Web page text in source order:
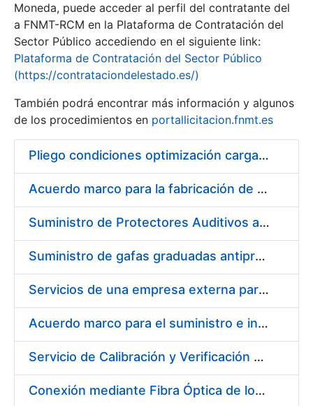
Show/Hide
Moneda, puede acceder al perfil del contratante del
a FNMT-RCM en la Plataforma de Contratación del
Sector Público accediendo en el siguiente link:
Plataforma de Contratación del Sector Público
(https://contrataciondelestado.es/)
También podrá encontrar más información y algunos
de los procedimientos en portallicitacion.fnmt.es
Pliego condiciones optimización cargas compras firmado
Acuerdo marco para la fabricación de piezas
Suministro de Protectores Auditivos a medida para las personas trabajadoras de los Centros de Trabajo de Madrid y Burgos
Suministro de gafas graduadas antiproyecciones para los trabajadores de la FNMT-RCM en los centros de trabajo de Madrid y Burgos
Servicios de una empresa externa para el asesoramiento y resolución de los recursos de alzada que se presentan relacionados con procesos de selección para la FNMT-RCM
Acuerdo marco para el suministro e instalación de persianas, estores y otros complementos
Servicio de Calibración y Verificación Externa de los Equipos de Medición del Servicio de Prevención de la FNMT-RCM
Conexión mediante Fibra Óptica de los Centros de Proceso de Datos (CPDs) de las sedes de la FNMT-RCM de Burgos y Madrid